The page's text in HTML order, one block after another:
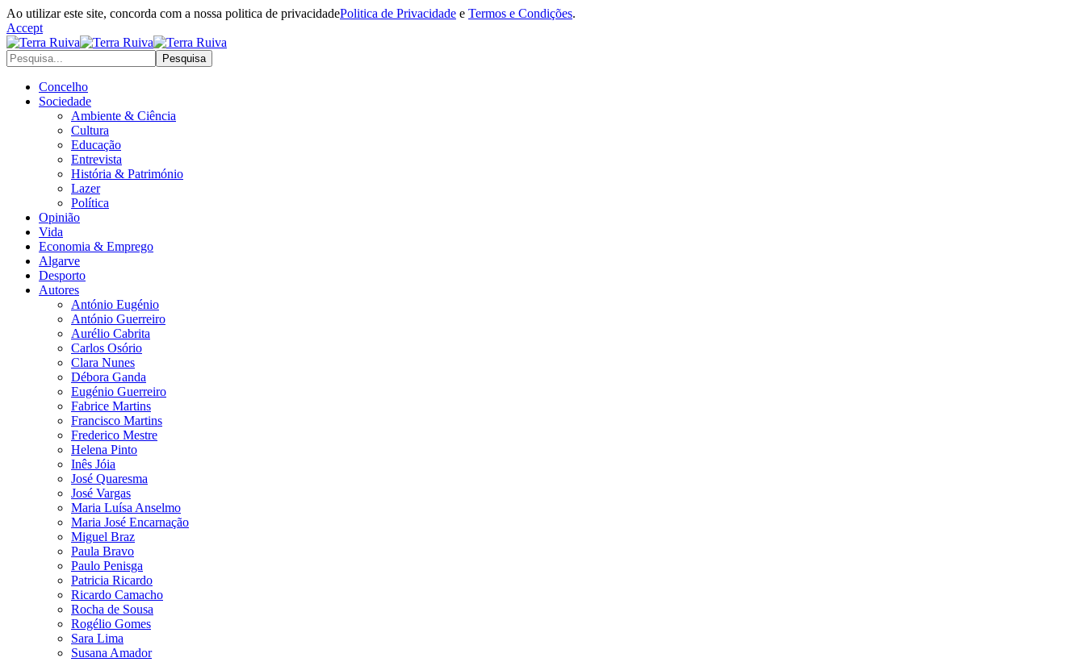
Ao utilizar este site, concorda com a nossa politica de privacidadePolitica de Privacidade e Termos e Condições.
Accept
Concelho
Sociedade
Ambiente & Ciência
Cultura
Educação
Entrevista
História & Património
Lazer
Política
Opinião
Vida
Economia & Emprego
Algarve
Desporto
Autores
António Eugénio
António Guerreiro
Aurélio Cabrita
Carlos Osório
Clara Nunes
Débora Ganda
Eugénio Guerreiro
Fabrice Martins
Francisco Martins
Frederico Mestre
Helena Pinto
Inês Jóia
José Quaresma
José Vargas
Maria Luísa Anselmo
Maria José Encarnação
Miguel Braz
Paula Bravo
Paulo Penisga
Patricia Ricardo
Ricardo Camacho
Rocha de Sousa
Rogélio Gomes
Sara Lima
Susana Amador